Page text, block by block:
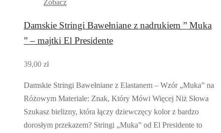
Zobacz
Damskie Stringi Bawełniane z nadrukiem ” Muka
” – majtki El Presidente
39,00 zł
Damskie Stringi Bawełniane z Elastanem – Wzór „Muka” na
Różowym Materiale: Znak, Który Mówi Więcej Niż Słowa
Szukasz bielizny, która łączy dziewczęcy kolor z bardzo
dorosłym przekazem? Stringi „Muka” od El Presidente to